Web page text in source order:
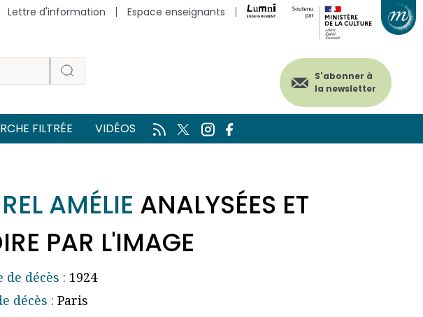
Lettre d'information Espace enseignants
S'abonner à
la newsletter
FILTRÉE VIDÉOS
AMÉLIE ANALYSÉES ET
PAR L'IMAGE
de décès : 1924
décès : Paris